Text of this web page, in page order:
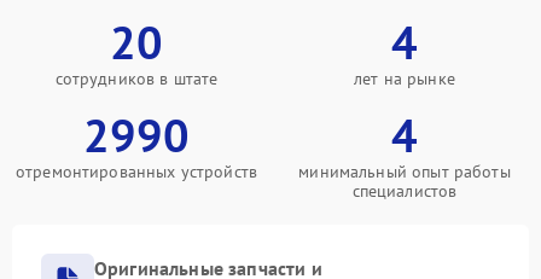
20
сотрудников в штате
4
лет на рынке
2990
отремонтированных устройств
4
минимальный опыт работы
специалистов
Оригинальные запчасти и